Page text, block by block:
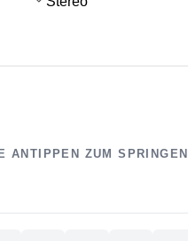
ANTIPPEN ZUM SPRINGEN